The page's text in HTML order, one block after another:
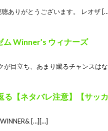
ありがとうございます。 レオザ
ム Winner’s ウィナーズ
が目立ち、あまり蹴るチャンスは
る【ネタバレ注意】【サッカ
[…][…]